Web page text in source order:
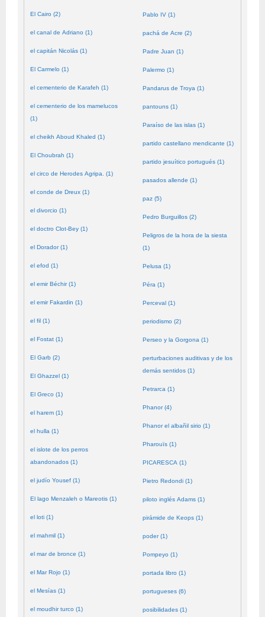
El Cairo (2)
el canal de Adriano (1)
el capitán Nicolás (1)
El Carmelo (1)
el cementerio de Karafeh (1)
el cementerio de los mamelucos
(1)
el cheikh Aboud Khaled (1)
El Choubrah (1)
el circo de Herodes Agripa. (1)
el conde de Dreux (1)
el divorcio (1)
el doctro Clot-Bey (1)
el Dorador (1)
el efod (1)
el emir Béchir (1)
el emir Fakardin (1)
el fil (1)
el Fostat (1)
El Garb (2)
El Ghazzel (1)
El Greco (1)
el harem (1)
el hulla (1)
el islote de los perros
abandonados (1)
el judío Yousef (1)
El lago Menzaleh o Mareotis (1)
el loti (1)
el mahmil (1)
el mar de bronce (1)
el Mar Rojo (1)
el Mesías (1)
el moudhir turco (1)
Pablo IV (1)
pachá de Acre (2)
Padre Juan (1)
Palermo (1)
Pandarus de Troya (1)
pantouns (1)
Paraíso de las islas (1)
partido castellano mendicante (1)
partido jesuítico portugués (1)
pasados allende (1)
paz (5)
Pedro Burguillos (2)
Peligros de la hora de la siesta
(1)
Pelusa (1)
Péra (1)
Perceval (1)
periodismo (2)
Perseo y la Gorgona (1)
perturbaciones auditivas y de los
demás sentidos (1)
Petrarca (1)
Phanor (4)
Phanor el albañil sirio (1)
Pharouïs (1)
PICARESCA (1)
Pietro Redondi (1)
piloto inglés Adams (1)
pirámide de Keops (1)
poder (1)
Pompeyo (1)
portada libro (1)
portugueses (6)
posibilidades (1)